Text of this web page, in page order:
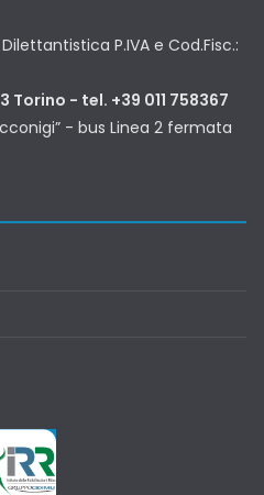
P.IVA e Cod.Fisc.:
Torino - tel. +39 011 758367
- bus Linea 2 fermata